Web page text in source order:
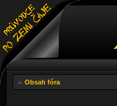
Obsah fóra